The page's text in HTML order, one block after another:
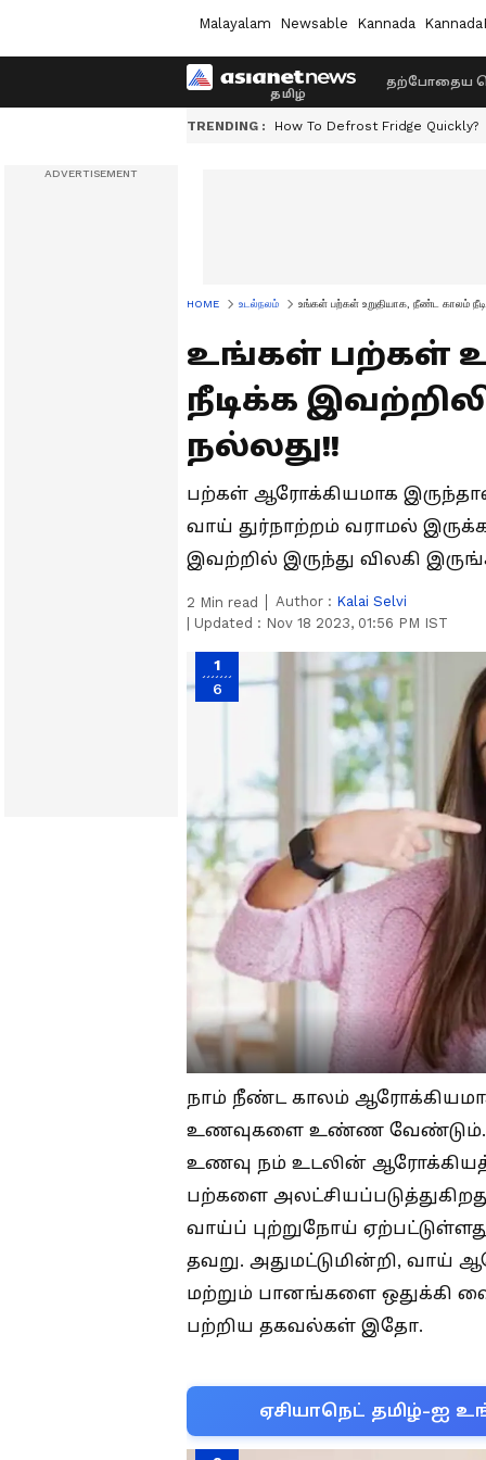
Malayalam Newsable Kannada
தற்போதைய
TRENDING : How To Defrost Fridge Quickly?
HOME உடல்நலம் உங்கள் பற்கள் உறுதியாக, நீண்ட காலம்
உங்கள் பற்கள்
நீடிக்க
நல்லது!!
பற்கள் ஆரோக்கியமாக
வாய் துர்நாற்றம் வராமல்
இவற்றில் இருந்து விலகி
2 Min read Author : Kalai Selvi
Updated : Nov 18 2023, 01:56 PM IST
1
6
நாம் நீண்ட காலம்
உணவுகளை உண்ண வேண்டும்.
உணவு நம் உடலின்
பற்களை
வாய்ப் புற்றுநோய்
தவறு. அதுமட்டுமின்றி, வாய்
மற்றும் பானங்களை ஒதுக்கி
பற்றிய தகவல்கள் இதோ.
ஏசியாநெட் தமிழ்-ஐ